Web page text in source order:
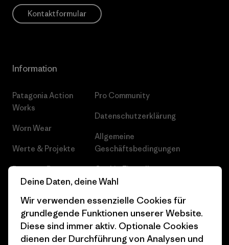
Kontaktformular
Information
Patagonia Action
Works
Worn Wear
Werte & Projekte
Progress Report
Business Unusual
Klimaziele
1% For The Planet
Pro Community
Datenschutzerklärung
Allgemeine
Geschäftsbedingungen
Cookie Einstellungen
Pressekontakt
Industry program
Deine Daten, deine Wahl
Wir verwenden essenzielle Cookies für
grundlegende Funktionen unserer Website.
Diese sind immer aktiv. Optionale Cookies
dienen der Durchführung von Analysen und